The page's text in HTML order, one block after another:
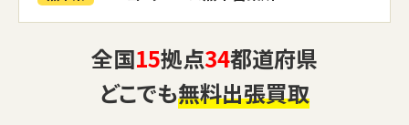
全国15拠点34都道府県
どこでも無料出張買取